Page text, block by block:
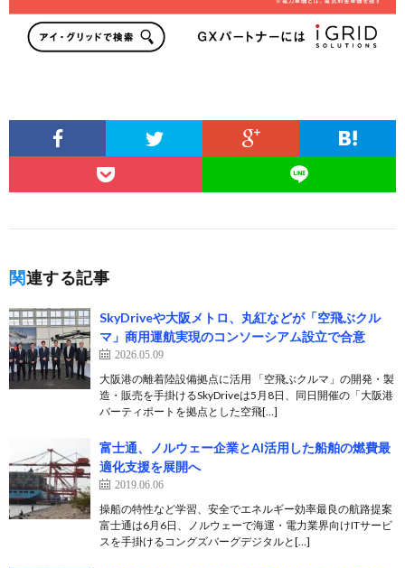
関連する記事
SkyDriveや大阪メトロ、丸紅などが「空飛ぶクル
マ」商用運航実現のコンソーシアム設立で合意
2026.05.09
大阪港の離着陸設備拠点に活用 「空飛ぶクルマ」の開発・製
造・販売を手掛けるSkyDriveは5月8日、同日開催の「大阪港
バーティポートを拠点とした空飛[…]
富士通、ノルウェー企業とAI活用した船舶の燃費最
適化支援を展開へ
2019.06.06
操船の特性など学習、安全でエネルギー効率最良の航路提案
富士通は6月6日、ノルウェーで海運・電力業界向けITサービ
スを手掛けるコングズバーグデジタルと[…]